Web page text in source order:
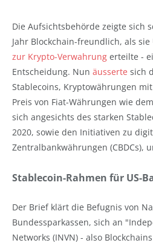
Die Aufsichtsbehörde zeigte sich
Jahr Blockchain-freundlich, als sie
zur Krypto-Verwahrung erteilte -
Entscheidung. Nun äusserte sich
Stablecoins, Kryptowährungen
Preis von Fiat-Währungen wie
sich angesichts des starken
2020, sowie den Initiativen zu
Zentralbankwährungen (CBDCs),
Stablecoin-Rahmen für US-
Der Brief klärt die Befugnis von
Bundessparkassen, sich an
Networks (INVN) - also